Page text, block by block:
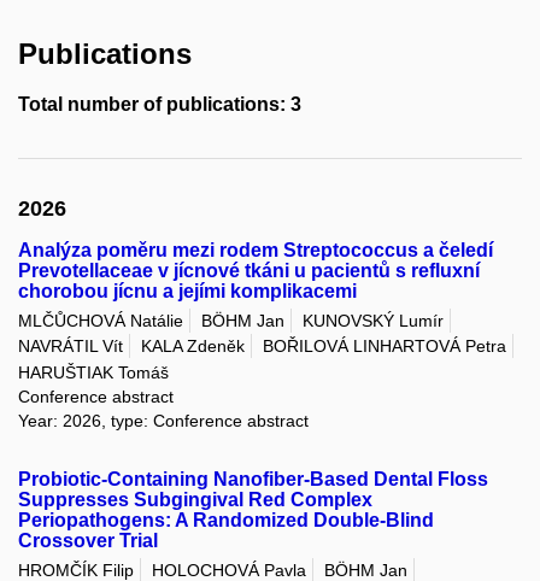
Publications
Total number of publications: 3
2026
Analýza poměru mezi rodem Streptococcus a čeledí
Prevotellaceae v jícnové tkáni u pacientů s refluxní
chorobou jícnu a jejími komplikacemi
MLČŮCHOVÁ Natálie BÖHM Jan
KUNOVSKÝ Lumír
NAVRÁTIL Vít
KALA Zdeněk
BOŘILOVÁ LINHARTOVÁ Petra
HARUŠTIAK Tomáš
Conference abstract
Year: 2026, type: Conference abstract
Probiotic-Containing Nanofiber-Based Dental Floss
Suppresses Subgingival Red Complex
Periopathogens: A Randomized Double-Blind
Crossover Trial
HROMČÍK Filip HOLOCHOVÁ Pavla
BÖHM Jan